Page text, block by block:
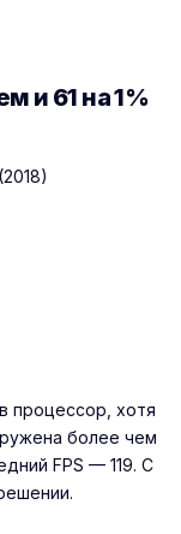
и 61 на 1%
процессор, хотя
более чем
FPS — 119. С